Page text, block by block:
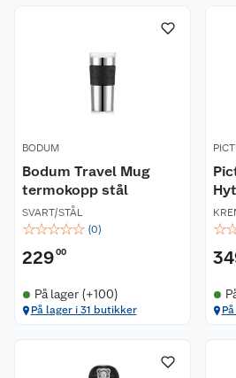
BODUM
Bodum Travel Mug
termokopp stål
SVART/STÅL
☆☆☆☆☆ (0)
22900
På lager (+100)
På lager i 31 butikker
☆